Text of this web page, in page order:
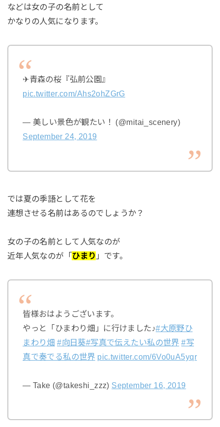
などは女の子の名前として
かなりの人気になります。
✈青森の桜『弘前公園』
pic.twitter.com/Ahs2ohZGrG
— 美しい景色が観たい！ (@mitai_scenery)
September 24, 2019
では夏の季語として花を
連想させる名前はあるのでしょうか？
女の子の名前として人気なのが
近年人気なのが「ひまり 」です。
皆様おはようございます。
やっと「ひまわり畑」に行けました♪#大原野ひ
まわり畑 #向日葵#写真で伝えたい私の世界 #写
真で奏でる私の世界 pic.twitter.com/6Vo0uA5yqr
— Take (@takeshi_zzz) September 16, 2019